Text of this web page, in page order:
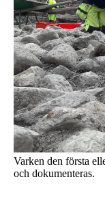
Varken den första
och dokumenteras.